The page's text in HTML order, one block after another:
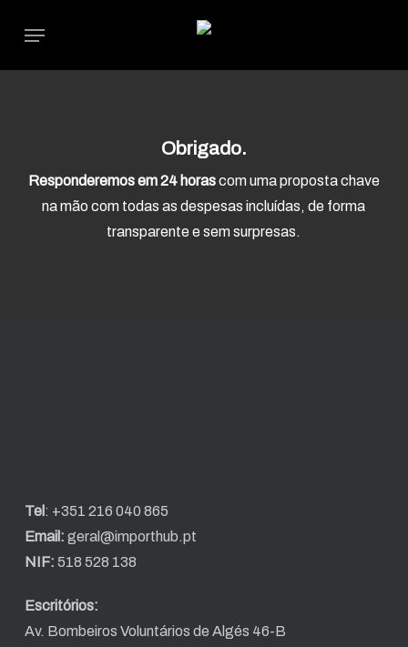
Menu
Obrigado.
Responderemos em 24 horascom uma proposta chave
na mão com todas as despesas incluídas, de forma
transparente e sem surpresas.
Tel : +351 216 040 865
Email: geral@importhub.pt
NIF: 518 528 138
Escritórios:
Av. Bombeiros Voluntários de Algés 46-B